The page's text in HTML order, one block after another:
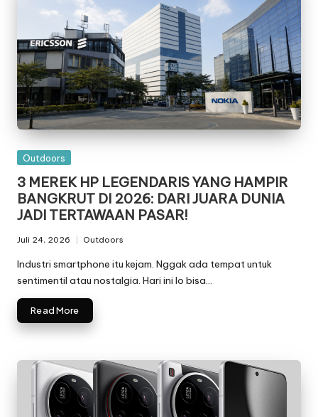
Posted
Outdoors
3 MEREK HP LEGENDARIS YANG HAMPIR
BANGKRUT DI 2026: DARI JUARA DUNIA
JADI TERTAWAAN PASAR!
Juli 24, 2026
Posted
in
Outdoors
Industri smartphone itu kejam. Nggak ada tempat untuk
sentimentil atau nostalgia. Hari ini lo bisa…
Read More